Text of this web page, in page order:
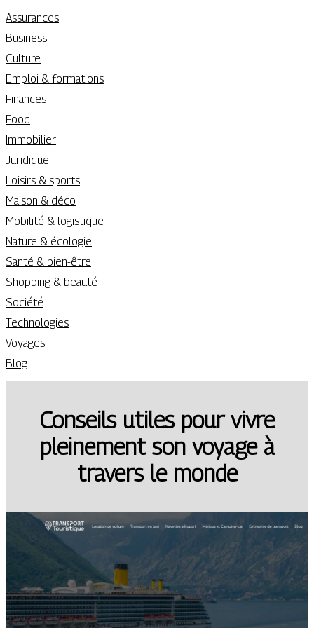
Assurances
Business
Culture
Emploi & formations
Finances
Food
Immobilier
Juridique
Loisirs & sports
Maison & déco
Mobilité & logistique
Nature & écologie
Santé & bien-être
Shopping & beauté
Société
Technologies
Voyages
Blog
Conseils utiles pour vivre
pleinement son voyage à
travers le monde